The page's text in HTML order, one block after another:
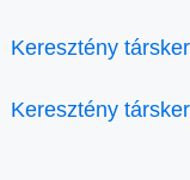
Keresztény
Keresztény